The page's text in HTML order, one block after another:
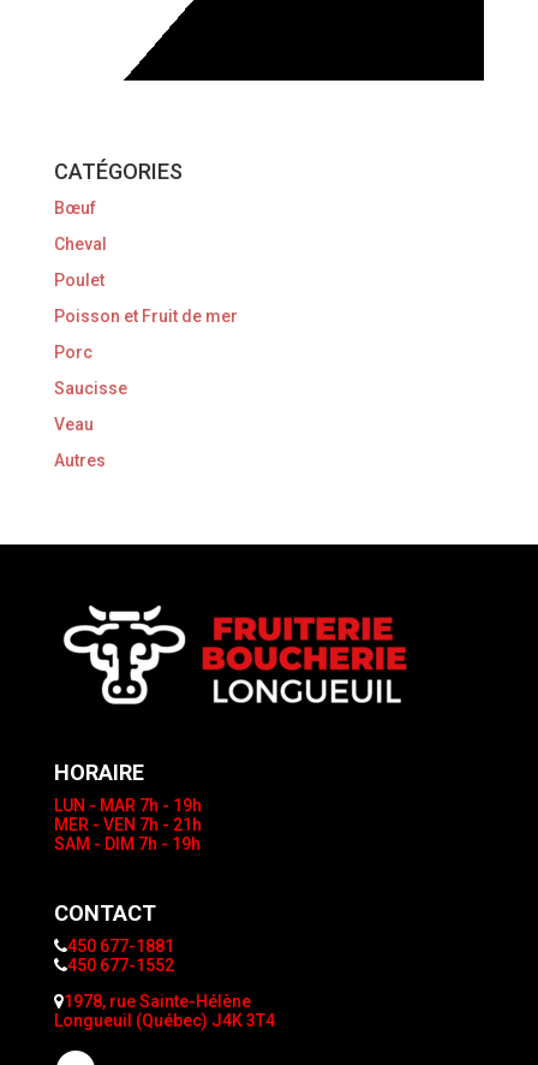
CATÉGORIES
Bœuf
Cheval
Poulet
Poisson et Fruit de mer
Porc
Saucisse
Veau
Autres
HORAIRE
LUN - MAR 7h - 19h
MER - VEN 7h - 21h
SAM - DIM 7h - 19h
CONTACT
450 677-1881
450 677-1552
1978, rue Sainte-Hélène
Longueuil (Québec) J4K 3T4